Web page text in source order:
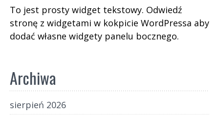
To jest prosty widget tekstowy. Odwiedź
stronę z widgetami w kokpicie WordPressa aby
dodać własne widgety panelu bocznego.
Archiwa
sierpień 2026